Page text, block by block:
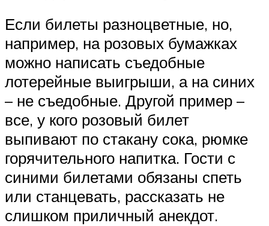
Если билеты разноцветные, но,
например, на розовых бумажках
можно написать съедобные
лотерейные выигрыши, а на синих
– не съедобные. Другой пример –
все, у кого розовый билет
выпивают по стакану сока, рюмке
горячительного напитка. Гости с
синими билетами обязаны спеть
или станцевать, рассказать не
слишком приличный анекдот.